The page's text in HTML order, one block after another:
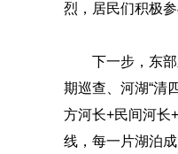
烈，居民们积极
下一步，东
期巡查、河湖“清
方河长+民间河长
线，每一片湖泊